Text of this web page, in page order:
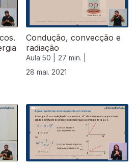
Condução, convecção e
radiação
Aula 50 |
27 min. |
28 mai. 2021